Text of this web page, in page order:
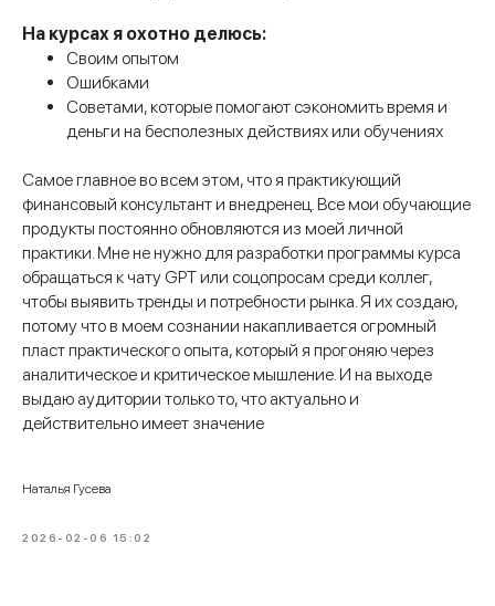
На курсах я охотно делюсь:
Своим опытом
Ошибками
Советами, которые помогают сэкономить время и
деньги на бесполезных действиях или обучениях
Самое главное во всем этом, что я практикующий
финансовый консультант и внедренец. Все мои обучающие
продукты постоянно обновляются из моей личной
практики. Мне не нужно для разработки программы курса
обращаться к чату GPT или соцопросам среди коллег,
чтобы выявить тренды и потребности рынка. Я их создаю,
потому что в моем сознании накапливается огромный
пласт практического опыта, который я прогоняю через
аналитическое и критическое мышление. И на выходе
выдаю аудитории только то, что актуально и
действительно имеет значение
Наталья Гусева
2026-02-06 15:02